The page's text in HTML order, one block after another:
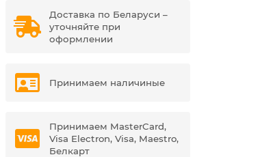
Доставка по Беларуси –
уточняйте при
оформлении
Принимаем наличиные
Принимаем MasterCard,
Visa Electron, Visa, Maestro,
Белкарт